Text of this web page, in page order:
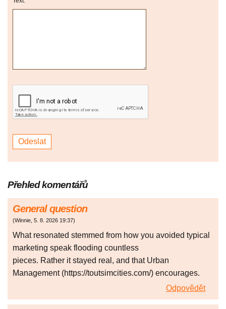
Přehled komentářů
General question
(Winnie, 5. 8. 2026 19:37)
What resonated stemmed from how you avoided typical
marketing speak flooding countless
pieces. Rather it stayed real, and that Urban
Management (https://toutsimcities.com/) encourages.
Odpovědět